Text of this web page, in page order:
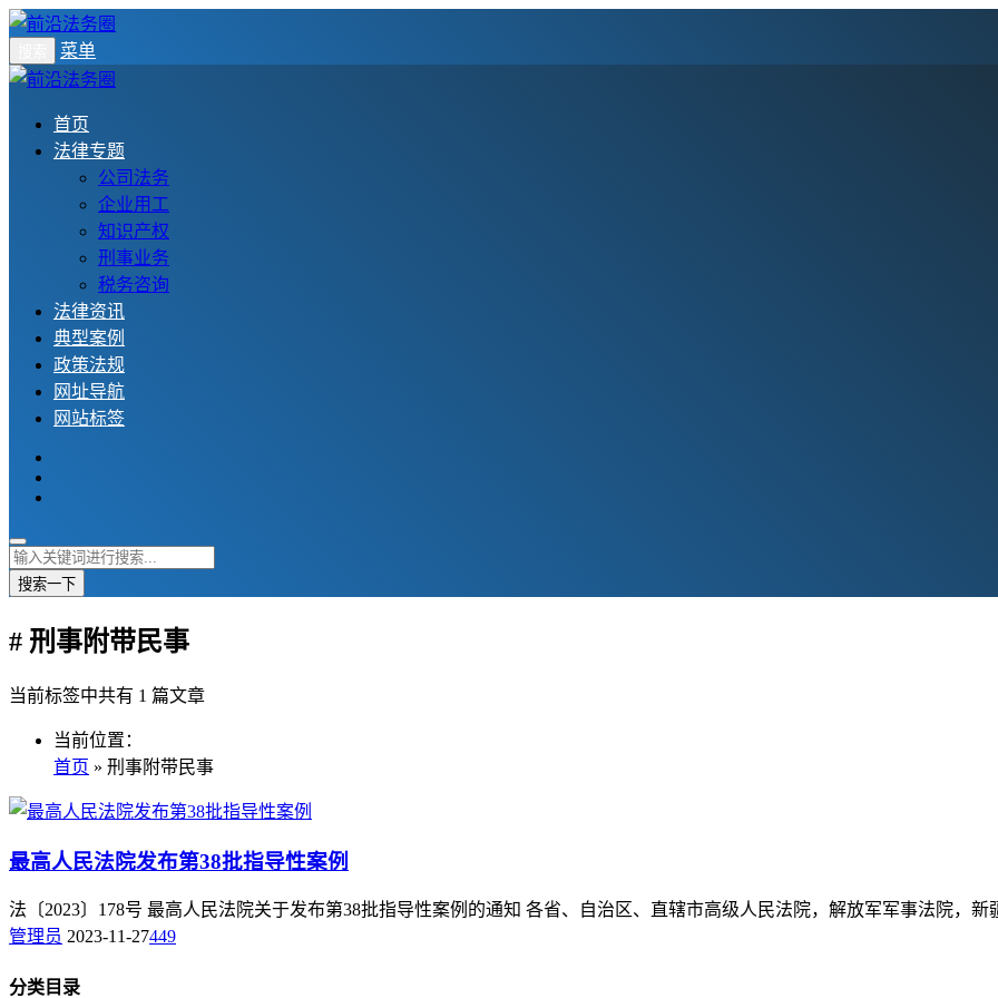
菜单
首页
法律专题
公司法务
企业用工
知识产权
刑事业务
税务咨询
法律资讯
典型案例
政策法规
网址导航
网站标签
搜索一下
# 刑事附带民事
当前标签中共有 1 篇文章
当前位置：
首页 » 刑事附带民事
最高人民法院发布第38批指导性案例
法〔2023〕178号 最高人民法院关于发布第38批指导性案例的通知 各省、自治区、直辖市高级人民法院，解放军军事法院，新
管理员 2023-11-27449
分类目录